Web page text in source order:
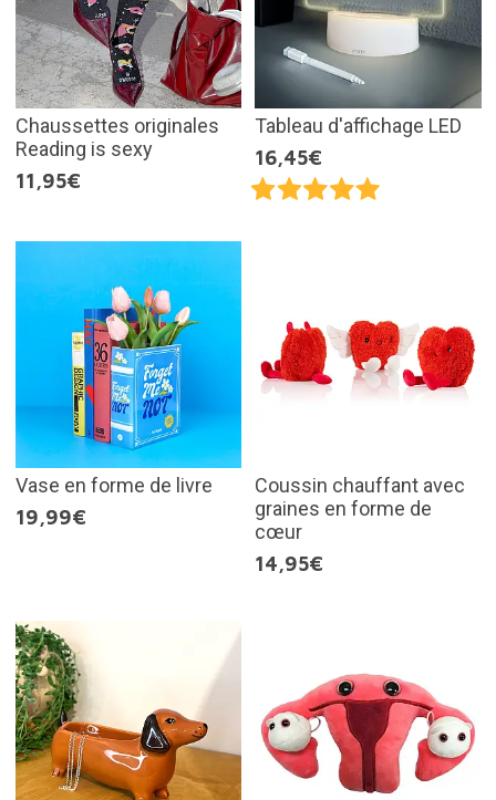
Chaussettes originales
Reading is sexy
11,95€
Tableau d'affichage LED
16,45€
Vase en forme de livre
19,99€
Coussin chauffant avec
graines en forme de
cœur
14,95€